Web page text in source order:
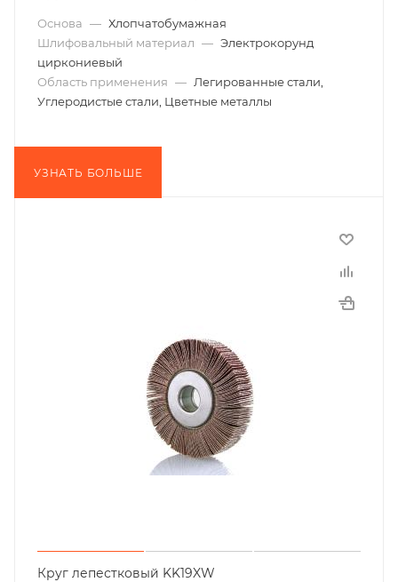
Основа — Хлопчатобумажная
Шлифовальный материал — Электрокорунд
циркониевый
Область применения — Легированные стали,
Углеродистые стали, Цветные металлы
УЗНАТЬ БОЛЬШЕ
Круг лепестковый KK19XW